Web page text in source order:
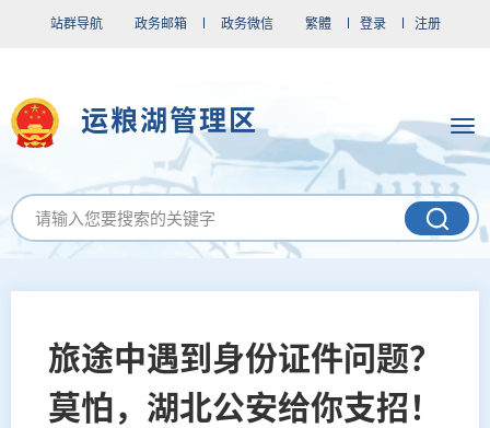
站群导航 政务邮箱 政务微信 繁體 登录 注册
运粮湖管理区
旅途中遇到身份证件问题？
莫怕，湖北公安给你支招！